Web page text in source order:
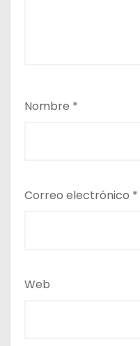
Nombre *
Correo electrónico *
Web